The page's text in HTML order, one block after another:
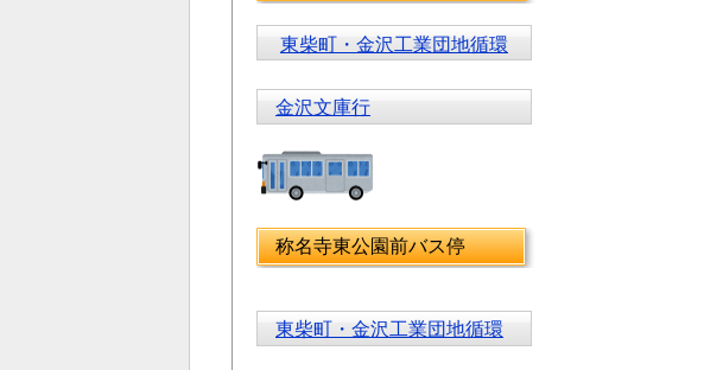
東柴町・金沢工業団地循環
金沢文庫行
称名寺東公園前バス停
東柴町・金沢工業団地循環